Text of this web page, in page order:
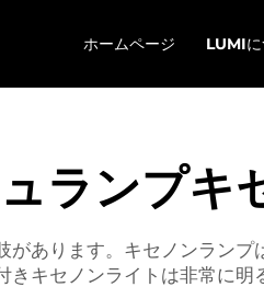
ホームページ LUMIに
ランプキ
があります。キセノンラン
キセノンライトは非常に